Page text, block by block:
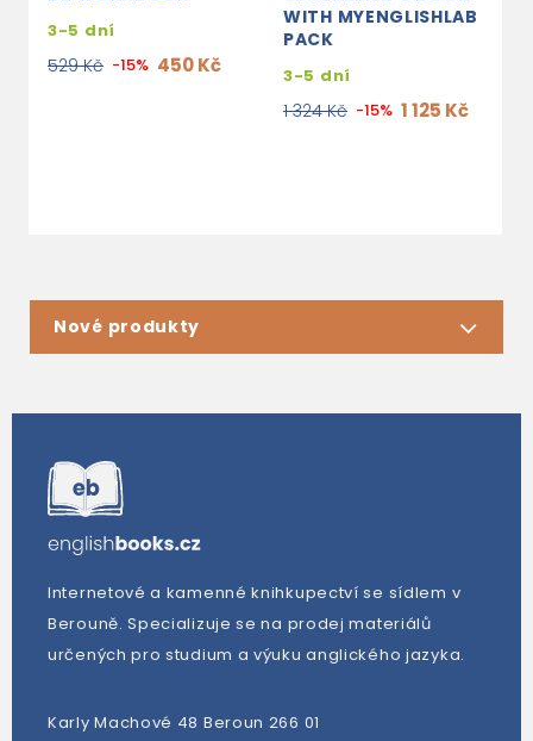
3-5 dní
529 Kč -15% 450 Kč
WITH MYENGLISHLAB
PACK
3-5 dní
1 324 Kč -15% 1 125 Kč
Nové produkty
Internetové a kamenné knihkupectví se sídlem v
Berouně. Specializuje se na prodej materiálů
určených pro studium a výuku anglického jazyka.
Karly Machové 48 Beroun 266 01